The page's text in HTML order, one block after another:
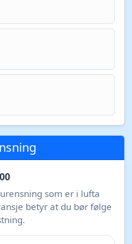
som er i lufta
betyr at du bør følge